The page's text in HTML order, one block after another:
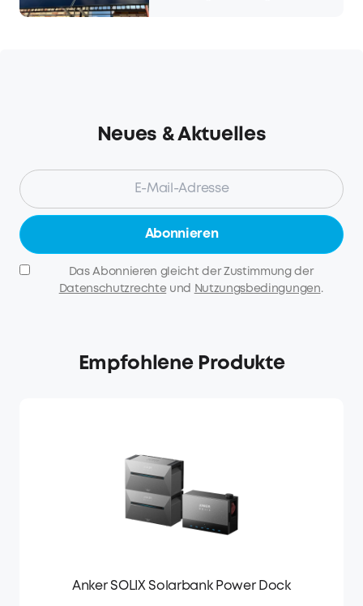
Neues & Aktuelles
Abonnieren
Das Abonnieren gleicht der Zustimmung der
Datenschutzrechte und Nutzungsbedingungen.
Empfohlene Produkte
Anker SOLIX Solarbank Power Dock